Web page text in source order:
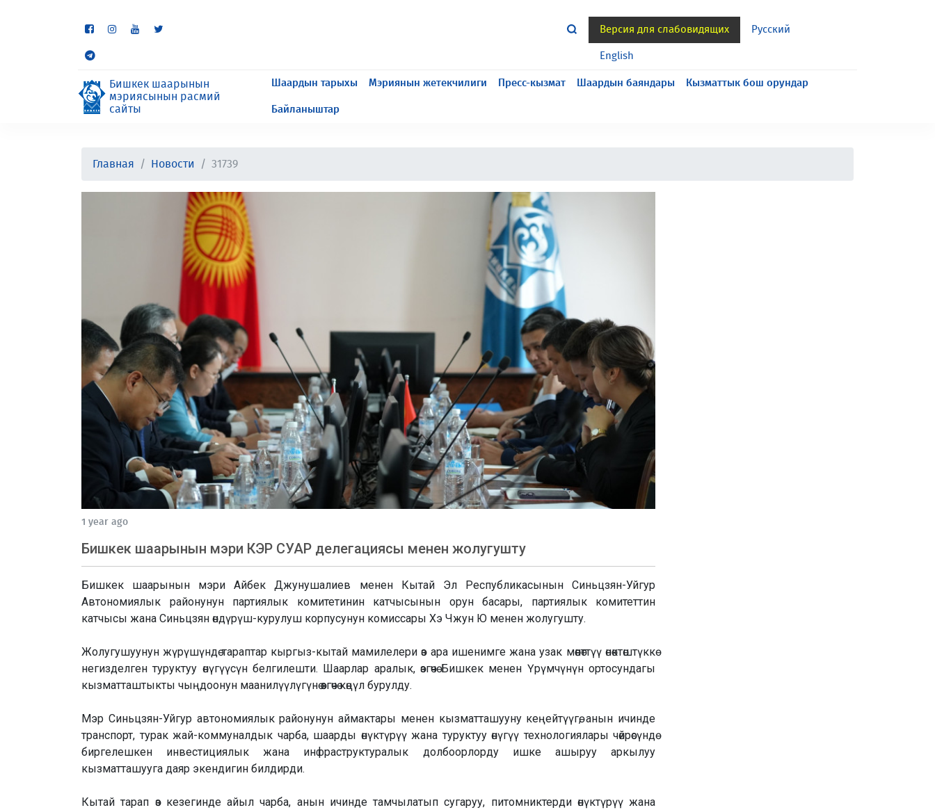
Версия для слабовидящих Русский
English
Бишкек шаарынын
мэриясынын расмий
сайты
Шаардын тарыхы Мэриянын жетекчилиги Пресс-кызмат Шаардын баяндары Кызматтык бош орундар
Байланыштар
Главная Новости 31739
1 year ago
Бишкек шаарынын мэри КЭР СУАР делегациясы менен жолугушту
Бишкек шаарынын мэри Айбек Джунушалиев менен Кытай Эл Республикасынын Синьцзян-Уйгур
Автономиялык районунун партиялык комитетинин катчысынын орун басары, партиялык комитеттин
катчысы жана Синьцзян өндүрүш-курулуш корпусунун комиссары Хэ Чжун Ю менен жолугушту.
Жолугушуунун жүрүшүндө тараптар кыргыз-кытай мамилелери өз ара ишенимге жана узак мөөнөттүү өнөктөштүккө
негизделген туруктуу өнүгүүсүн белгилешти. Шаарлар аралык, өзгөчө Бишкек менен Үрүмчүнүн ортосундагы
кызматташтыкты чыңдоонун маанилүүлүгүнө өзгөчө көңүл бурулду.
Мэр Синьцзян-Уйгур автономиялык районунун аймактары менен кызматташууну кеңейтүүгө, анын ичинде
транспорт, турак жай-коммуналдык чарба, шаарды өнүктүрүү жана туруктуу өнүгүү технологиялары чөйрөсүндө
биргелешкен инвестициялык жана инфраструктуралык долбоорлорду ишке ашыруу аркылуу
кызматташууга даяр экендигин билдирди.
Кытай тарап өз кезегинде айыл чарба, анын ичинде тамчылатып сугаруу, питомниктерди өнүктүрүү жана